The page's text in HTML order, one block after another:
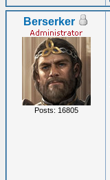
Berserker
Posts: 16805